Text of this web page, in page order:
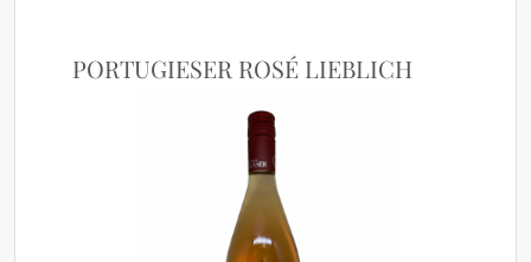
PORTUGIESER ROSÉ LIEBLICH